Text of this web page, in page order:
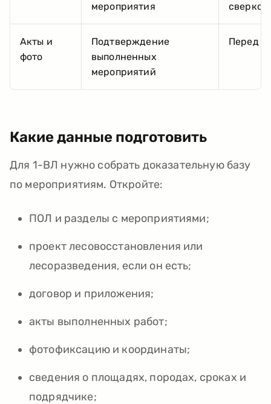
мероприятия сверкой
Акты и
фото
Подтверждение
выполненных
мероприятий
Перед
Какие данные подготовить
Для 1-ВЛ нужно собрать доказательную базу
по мероприятиям. Откройте:
ПОЛ и разделы с мероприятиями;
проект лесовосстановления или
лесоразведения, если он есть;
договор и приложения;
акты выполненных работ;
фотофиксацию и координаты;
сведения о площадях, породах, сроках и
подрядчике;